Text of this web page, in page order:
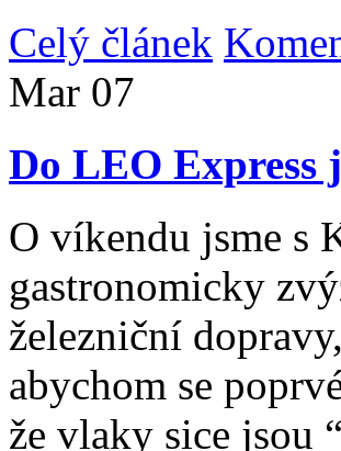
Celý článek
Mar 07
Do LEO Express
O víkendu jsme s
gastronomicky
železniční
abychom se
že vlaky sice jsou